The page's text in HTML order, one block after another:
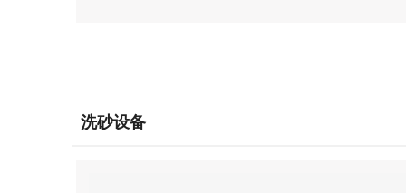
洗砂设备